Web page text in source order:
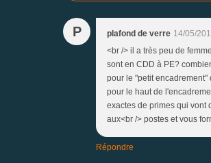
P plafond de verre 14/05/
<br /> il a très peu de
sont en CDD à PE?
pour le "petit
pour le haut de
exactes de primes qui vont
aux<br /> postes et vous
Répondre